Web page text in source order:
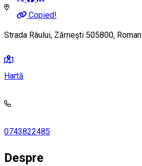
Copied!
Strada Râului, Zărnești 505800,
Hartă
0743822485
Despre